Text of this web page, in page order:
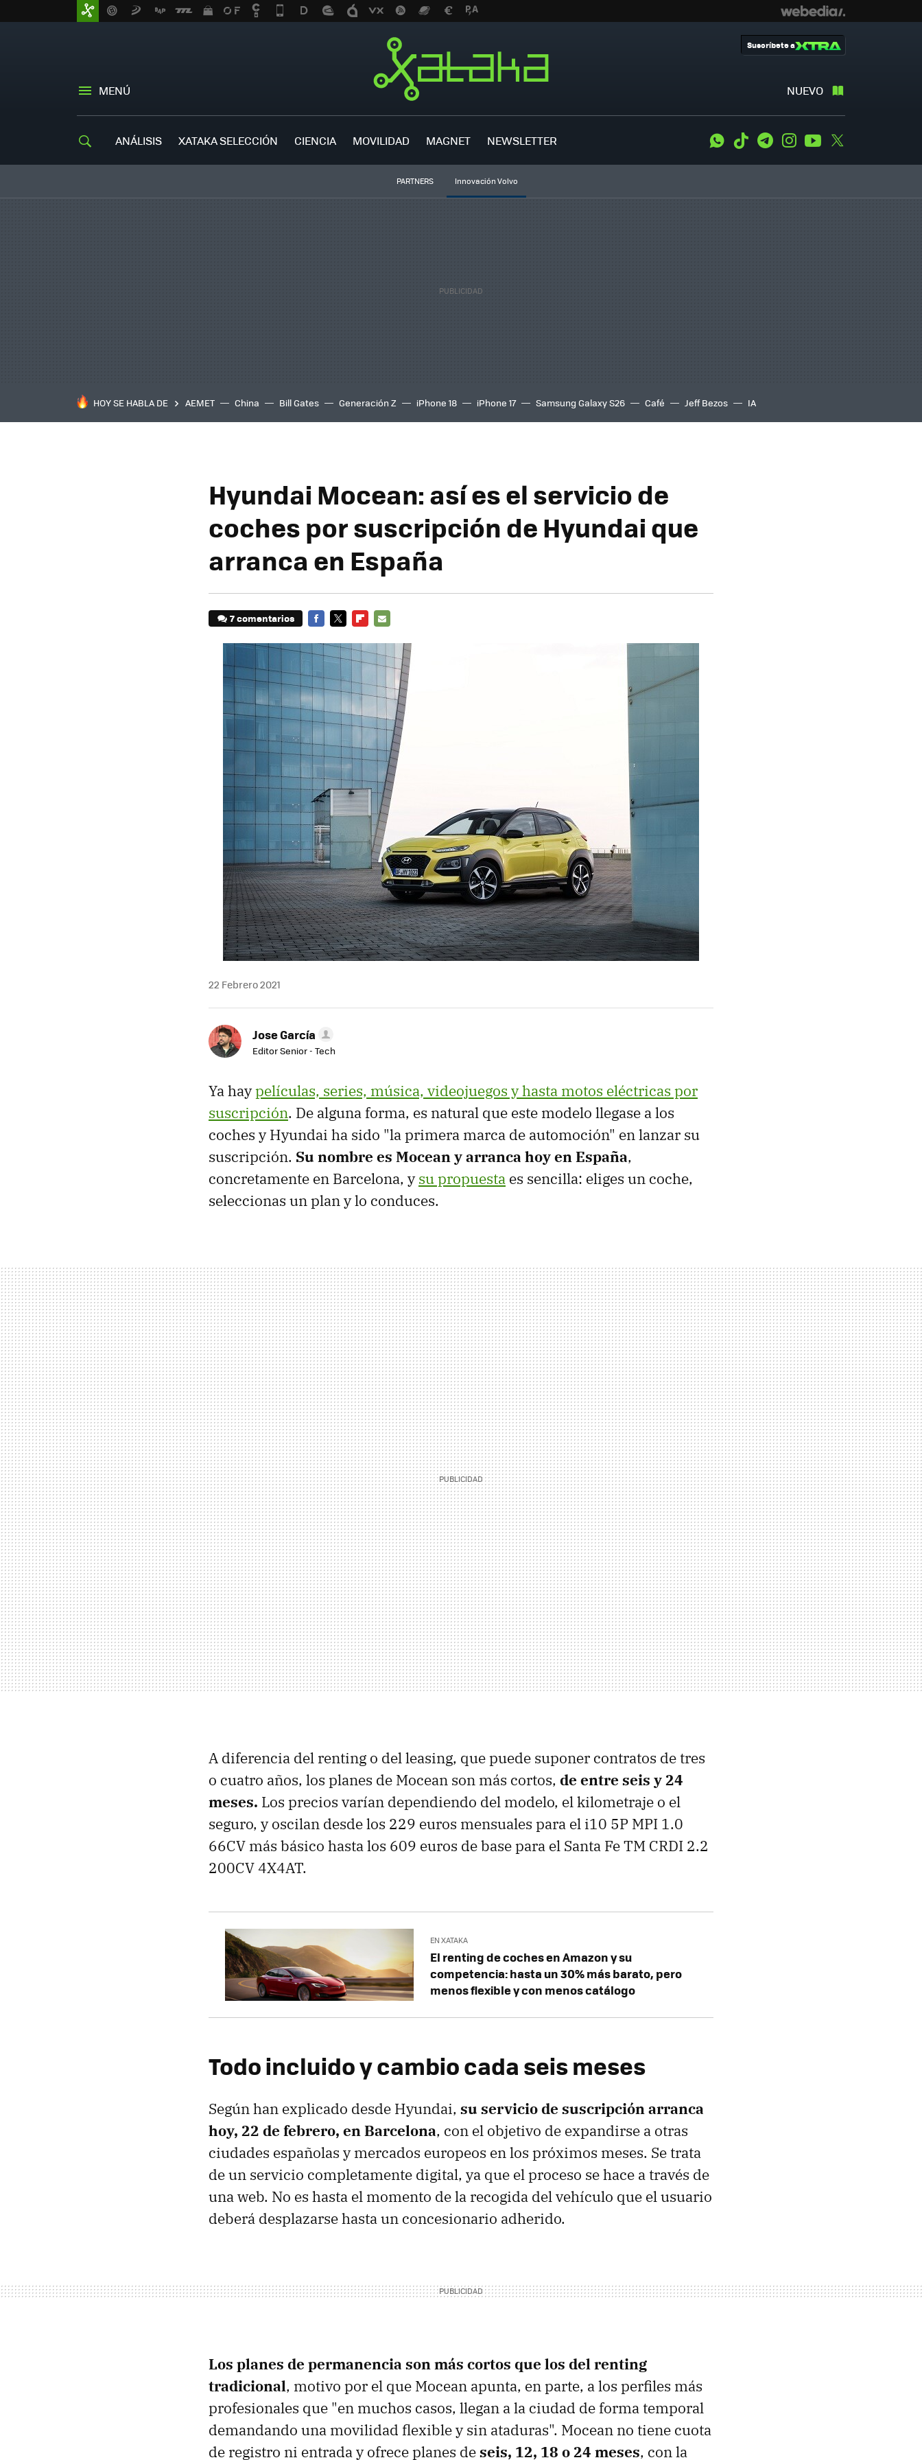
MENÚ NUEVO
Suscríbete a
ANÁLISIS XATAKA SELECCIÓN CIENCIA MOVILIDAD MAGNET NEWSLETTER WhatsApp
Tiktok TelegramInstagramYoutube
PARTNERS Innovación Volvo
HOY SE HABLA DE AEMET China Bill Gates Generación Z iPhone 18 iPhone 17 Samsung Galaxy S26 Café Jeff Bezos IA
Hyundai Mocean: así es el servicio de
coches por suscripción de Hyundai que
arranca en España
7 comentarios
MAIL
22 Febrero 2021
Jose García
Editor Senior - Tech
Ya haypelículas, series, música, videojuegos y hasta motos eléctricas por
suscripción. De alguna forma, es natural que este modelo llegase a los
coches y Hyundai ha sido "la primera marca de automoción" en lanzar su
suscripción. Su nombre es Mocean y arranca hoy en España,
concretamente en Barcelona, ysu propuesta es sencilla: eliges un coche,
seleccionas un plan y lo conduces.
A diferencia del renting o del leasing, que puede suponer contratos de tres
o cuatro años, los planes de Mocean son más cortos, de entre seis y 24
meses. Los precios varían dependiendo del modelo, el kilometraje o el
seguro, y oscilan desde los 229 euros mensuales para el i10 5P MPI 1.0
66CV más básico hasta los 609 euros de base para el Santa Fe TM CRDI 2.2
200CV 4X4AT.
EN XATAKA
El renting de coches en Amazon y su
competencia: hasta un 30% más barato, pero
menos flexible y con menos catálogo
Todo incluido y cambio cada seis meses
Según han explicado desde Hyundai, su servicio de suscripción arranca
hoy, 22 de febrero, en Barcelona, con el objetivo de expandirse a otras
ciudades españolas y mercados europeos en los próximos meses. Se trata
de un servicio completamente digital, ya que el proceso se hace a través de
una web. No es hasta el momento de la recogida del vehículo que el usuario
deberá desplazarse hasta un concesionario adherido.
Los planes de permanencia son más cortos que los del renting
tradicional, motivo por el que Mocean apunta, en parte, a los perfiles más
profesionales que "en muchos casos, llegan a la ciudad de forma temporal
demandando una movilidad flexible y sin ataduras". Mocean no tiene cuota
de registro ni entrada y ofrece planes deseis, 12, 18 o 24 meses, con la